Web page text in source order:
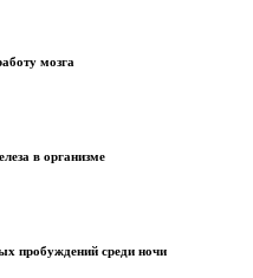
мозга
в организме
пробуждений среди ночи